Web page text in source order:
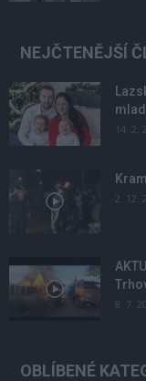
NEJČTENĚJŠÍ
14. 2.
2. 12.
8. 7.
OBLÍBENÉ